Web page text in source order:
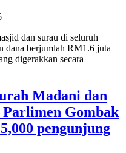
dan surau di seluruh
dana berjumlah RM1.6 juta
digerakkan secara
Madani dan
Parlimen Gombak
pengunjung